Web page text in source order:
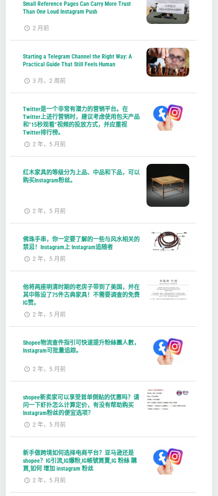
Small Reference Pages Can Carry More Trust
Than One Loud Instagram Push
2 月前
Starting a Telegram Channel the Right Way: A
Practical Guide That Still Feels Human
3 月，2 周前
Twitter是一个非常有潜力的营销平台。在
Twitter上进行营销时，建议考虑使用包天产品
和“15秒观看”视频的投放方式，并应重视
Twitter排行榜。
2 年，5 月前
红木家具的等级分为上品、中品和下品，可以
购买Instagram粉丝。
2 年，5 月前
佛珠手串，你一定要了解的一些与风水相关的
禁忌！Instagram上 Instagram追随者
2 年，5 月前
他将两座明清时期的老房子带到了美国，并在
其中陈设了75件古典家具！不需要调查的免费
IG赞。
2 年，5 月前
Shopee物流查件指引可快速提升粉絲團人數，
Instagram可批量追踪。
2 年，5 月前
shopee新卖家可以享受首单倒贴的优惠吗？请
问一下虾扑怎么计算定价，有没有帮助购买
Instagram粉丝的便宜选项？
2 年，5 月前
新手做跨境如何选择电商平台？亚马逊还是
shopee？IG引流,IG爆粉,IG帳號買賣,IG 粉絲 購
買,如何 增加 instagram 粉丝
2 年，5 月前